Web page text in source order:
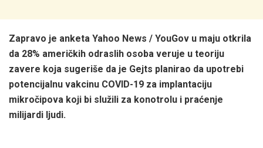
Zapravo je anketa Yahoo News / YouGov u maju otkrila
da 28% američkih odraslih osoba veruje u teoriju
zavere koja sugeriše da je Gejts planirao da upotrebi
potencijalnu vakcinu COVID-19 za implantaciju
mikročipova koji bi služili za konotrolu i praćenje
milijardi ljudi.